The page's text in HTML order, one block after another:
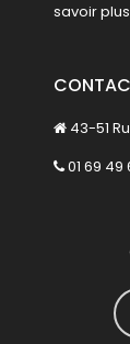
savoir
43-51
01 69 49